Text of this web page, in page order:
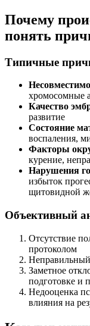
Почему
понять
Типичные
хромосомные
Качество
развитие
Состояние
воспаления,
Факторы
курение,
Нарушения
избыток
щитовидной
Объективный
Отсутствие
протоколом
Заметное
подготовке и
Недооценка
влияния на